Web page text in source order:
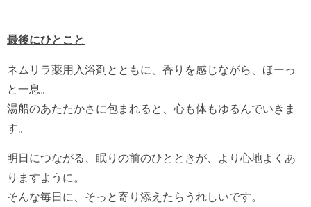
最後にひとこと
ネムリラ薬用入浴剤とともに、香りを感じながら、ほーっ
と一息。
湯船のあたたかさに包まれると、心も体もゆるんでいきま
す。
明日につながる、眠りの前のひとときが、より心地よくあ
りますように。
そんな毎日に、そっと寄り添えたらうれしいです。